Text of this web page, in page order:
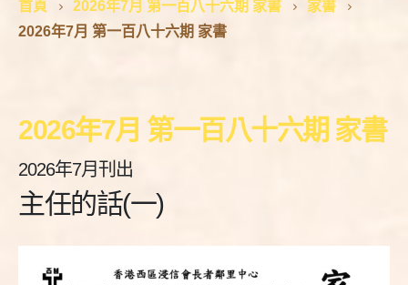
首頁 2026年7月 第一百八十六期 家書
家書
2026年7月 第一百八十六期 家書
2026年7月 第一百八十六期 家書
2026年7月刊出
主任的話(一)